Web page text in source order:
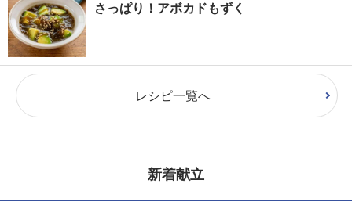
さっぱり！アボカドもずく
レシピ一覧へ
新着献立